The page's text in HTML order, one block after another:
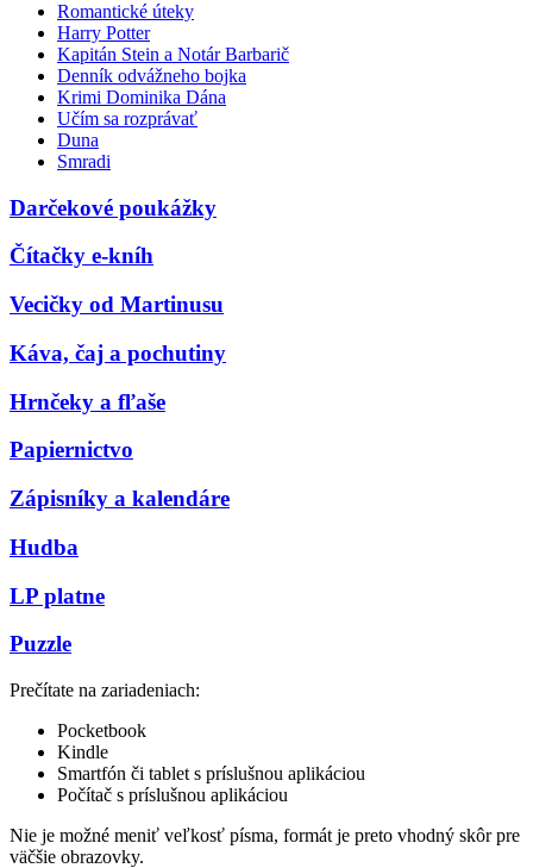
Romantické úteky
Harry Potter
Kapitán Stein a Notár Barbarič
Denník odvážneho bojka
Krimi Dominika Dána
Učím sa rozprávať
Duna
Smradi
Darčekové poukážky
Čítačky e-kníh
Vecičky od Martinusu
Káva, čaj a pochutiny
Hrnčeky a fľaše
Papiernictvo
Zápisníky a kalendáre
Hudba
LP platne
Puzzle
Prečítate na zariadeniach:
Pocketbook
Kindle
Smartfón či tablet s príslušnou aplikáciou
Počítač s príslušnou aplikáciou
Nie je možné meniť veľkosť písma, formát je preto vhodný skôr pre
väčšie obrazovky.